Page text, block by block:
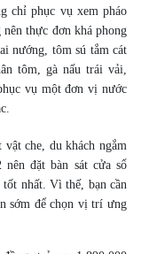
chỉ phục vụ xem pháo
thực đơn khá phong
nướng, tôm sú tắm cát
tôm, gà nấu trái vải,
vụ một đơn vị nước
che, du khách ngắm
đặt bàn sát cửa sổ
tốt nhất. Vì thế, bạn cần
sớm để chọn vị trí ưng